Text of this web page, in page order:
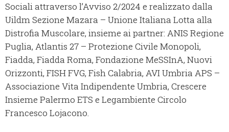
Sociali attraverso l’Avviso 2/2024 e realizzato dalla
Uildm Sezione Mazara – Unione Italiana Lotta alla
Distrofia Muscolare, insieme ai partner: ANIS Regione
Puglia, Atlantis 27 – Protezione Civile Monopoli,
Fiadda, Fiadda Roma, Fondazione MeSSInA, Nuovi
Orizzonti, FISH FVG, Fish Calabria, AVI Umbria APS –
Associazione Vita Indipendente Umbria, Crescere
Insieme Palermo ETS e Legambiente Circolo
Francesco Lojacono.